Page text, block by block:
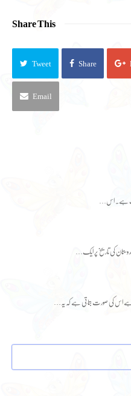
Share This
Tweet Share
Email
ہے۔ اس…
کی تاریخ پر ایک…
اس کی صورت بتاتی ہے کہ یہ…